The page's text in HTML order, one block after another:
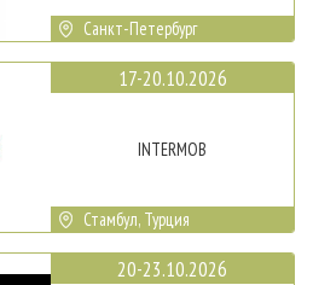
Санкт-Петербург
17-20.10.2026
INTERMOB
Стамбул, Турция
20-23.10.2026